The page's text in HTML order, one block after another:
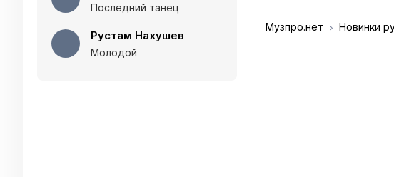
Последний танец
Рустам Нахушев
Молодой
Музпро.нет Новинки